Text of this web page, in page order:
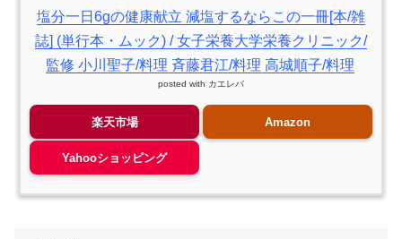
塩分一日6gの健康献立 減塩するならこの一冊[本/雑
誌] (単行本・ムック) / 女子栄養大学栄養クリニック/
監修 小川聖子/料理 斉藤君江/料理 高城順子/料理
posted with カエレバ
楽天市場 Amazon
Yahooショッピング